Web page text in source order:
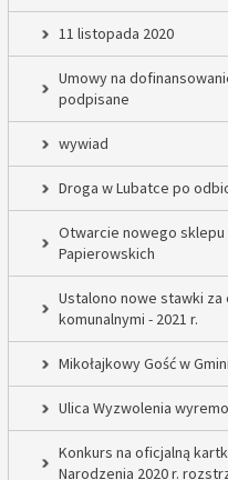
11 listopada 2020
Umowy na
podpisane
wywiad
Droga w Lubatce po
Otwarcie nowego sklepu
Papierowskich
Ustalono nowe stawki
komunalnymi - 2021 r.
Mikołajkowy Gość w
Ulica Wyzwolenia
Konkurs na oficjalną
Narodzenia 2020 r.